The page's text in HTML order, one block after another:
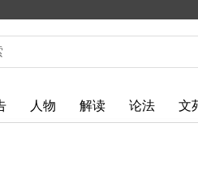
人物 解读 论法 文